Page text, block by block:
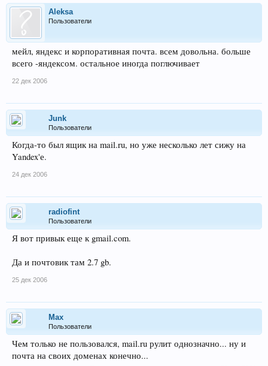
Aleksa
Пользователи
мейл, яндекс и корпоративная почта. всем довольна. больше
всего -яндексом. остальное иногда поглючивает
22 дек 2006
Junk
Пользователи
Когда-то был ящик на mail.ru, но уже несколько лет сижу на
Yandex'е.
24 дек 2006
radiofint
Пользователи
Я вот привык еще к gmail.com.
Да и почтовик там 2.7 gb.
25 дек 2006
Max
Пользователи
Чем только не пользовался, mail.ru рулит однозначно... ну и
почта на своих доменах конечно...